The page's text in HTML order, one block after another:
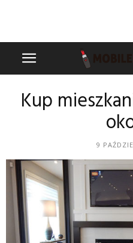
Kup
9